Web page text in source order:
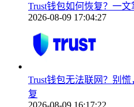
Trust钱包如何恢复？一
2026-08-09 17:04:27
Trust钱包无法联网？别
复
2026-08-09 16:17:22